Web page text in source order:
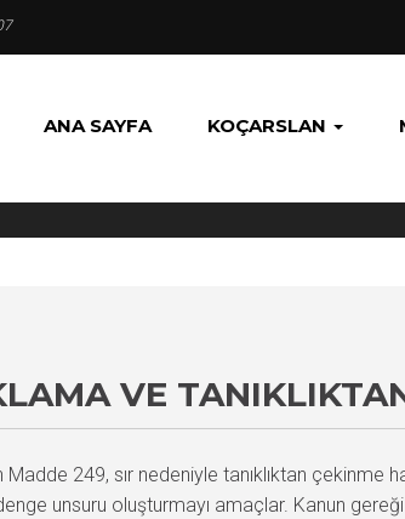
ANA SAYFA KOÇARSLAN
VE
249, sır nedeniyle tanıklıktan çekinme
unsuru oluşturmayı amaçlar. Kanun